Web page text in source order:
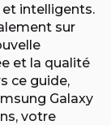
intelligents.
sur
et la qualité
ce guide,
Galaxy
votre